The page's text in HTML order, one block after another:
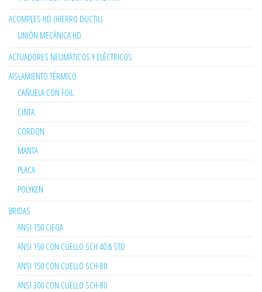
ACOMPLES HD (HIERRO DUCTIL)
UNIÓN MECÁNICA HD
ACTUADORES NEUMÁTICOS Y ELÉCTRICOS
AISLAMIENTO TÉRMICO
CAÑUELA CON FOIL
CINTA
CORDON
MANTA
PLACA
POLYKEN
BRIDAS
ANSI 150 CIEGA
ANSI 150 CON CUELLO SCH 40 & STD
ANSI 150 CON CUELLO SCH-80
ANSI 300 CON CUELLO SCH-80